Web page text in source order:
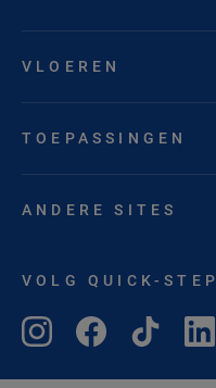
VLOEREN
TOEPASSINGEN
ANDERE SITES
VOLG QUICK-STEP